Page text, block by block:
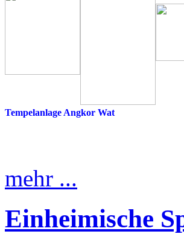
Tempelanlage Angkor Wat
mehr ...
Einheimische